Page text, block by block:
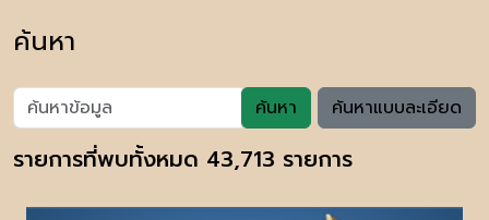
ค้นหา
ค้นหา ค้นหาแบบละเอียด
รายการที่พบทั้งหมด 43,713 รายการ